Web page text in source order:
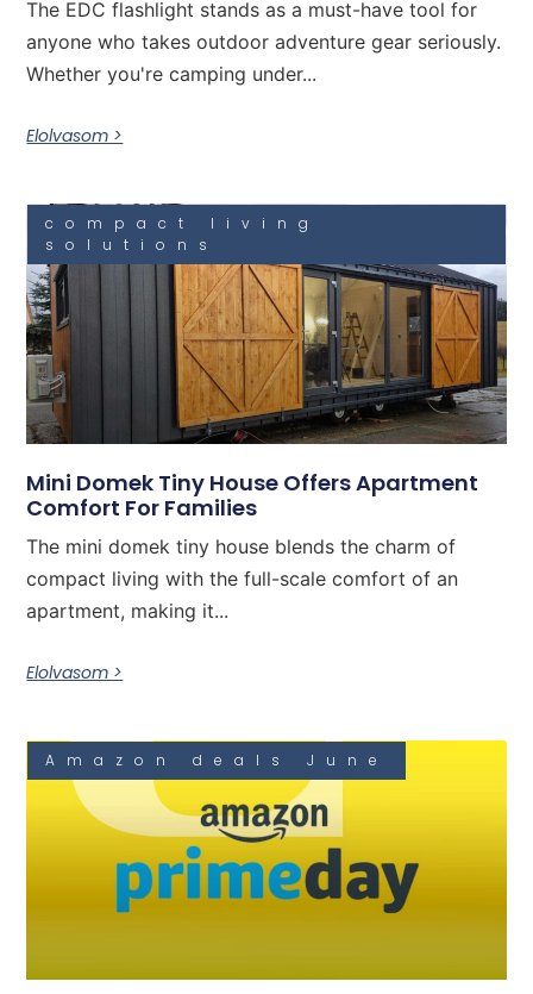
The EDC flashlight stands as a must-have tool for
anyone who takes outdoor adventure gear seriously.
Whether you're camping under...
Elolvasom >
compact living
solutions
Mini Domek Tiny House Offers Apartment
Comfort For Families
The mini domek tiny house blends the charm of
compact living with the full-scale comfort of an
apartment, making it...
Elolvasom >
Amazon deals June